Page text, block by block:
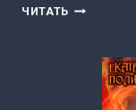
ЧИТАТЬ КОРОЛЕВА